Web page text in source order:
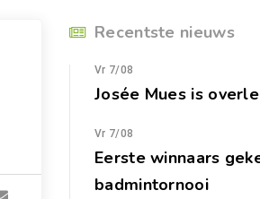
Recentste nieuws
Vr 7/08
Josée Mues is
Vr 7/08
Eerste winnaars
badmintornooi